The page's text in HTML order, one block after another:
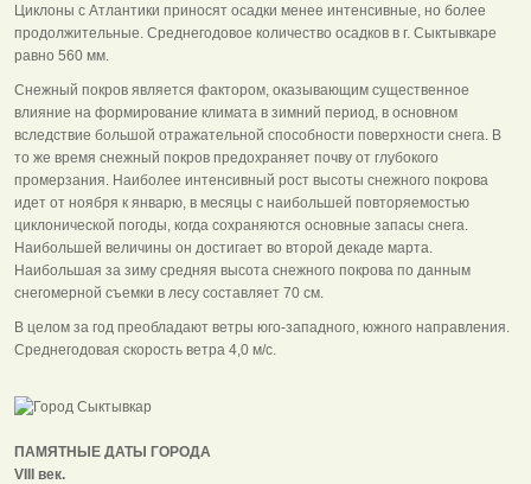
Циклоны с Атлантики приносят осадки менее интенсивные, но более
продолжительные. Среднегодовое количество осадков в г. Сыктывкаре
равно 560 мм.
Снежный покров является фактором, оказывающим существенное
влияние на формирование климата в зимний период, в основном
вследствие большой отражательной способности поверхности снега. В
то же время снежный покров предохраняет почву от глубокого
промерзания. Наиболее интенсивный рост высоты снежного покрова
идет от ноября к январю, в месяцы с наибольшей повторяемостью
циклонической погоды, когда сохраняются основные запасы снега.
Наибольшей величины он достигает во второй декаде марта.
Наибольшая за зиму средняя высота снежного покрова по данным
снегомерной съемки в лесу составляет 70 см.
В целом за год преобладают ветры юго-западного, южного направления.
Среднегодовая скорость ветра 4,0 м/с.
ПАМЯТНЫЕ ДАТЫ ГОРОДА
VIII век.